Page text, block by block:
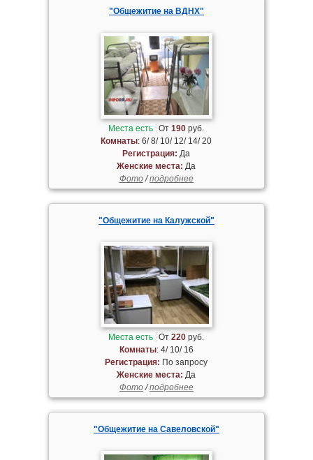
"Общежитие на ВДНХ"
Места есть От190 руб.
Комнаты: 6/ 8/ 10/ 12/ 14/ 20
Регистрация: Да
Женские места: Да
Фото/подробнее
"Общежитие на Калужской"
Места есть От220 руб.
Комнаты: 4/ 10/ 16
Регистрация: По запросу
Женские места: Да
Фото/подробнее
"Общежитие на Савеловской"